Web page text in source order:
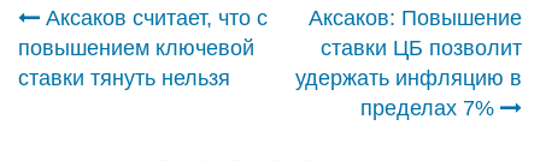
Навигация
по
Аксаков считает, что с
повышением ключевой
ставки тянуть нельзя
Аксаков: Повышение
ставки ЦБ позволит
удержать инфляцию в
пределах 7%